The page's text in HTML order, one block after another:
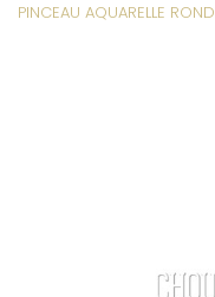
PINCEAU AQUARELLE